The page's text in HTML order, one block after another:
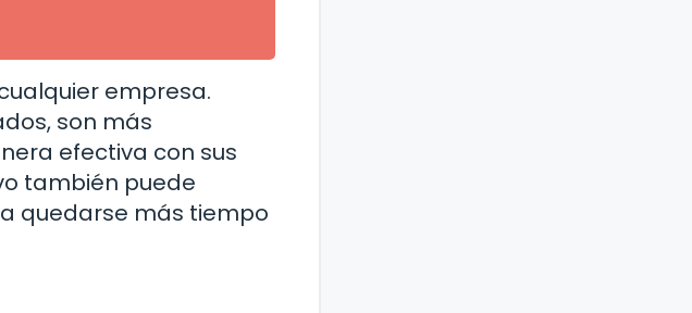
empresa.
son más
efectiva con sus
también puede
quedarse más tiempo